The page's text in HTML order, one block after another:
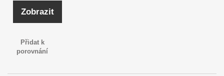
Zobrazit
Přidat k
porovnání